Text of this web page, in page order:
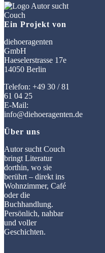
Ein Projekt von
diehoeragenten
GmbH
Haeselerstrasse 17e
14050 Berlin
Telefon: +49 30 / 81
61 04 25
E-Mail:
info@diehoeragenten.de
Über uns
Autor sucht Couch
bringt Literatur
dorthin, wo sie
berührt – direkt ins
Wohnzimmer, Café
oder die
Buchhandlung.
Persönlich, nahbar
und voller
Geschichten.